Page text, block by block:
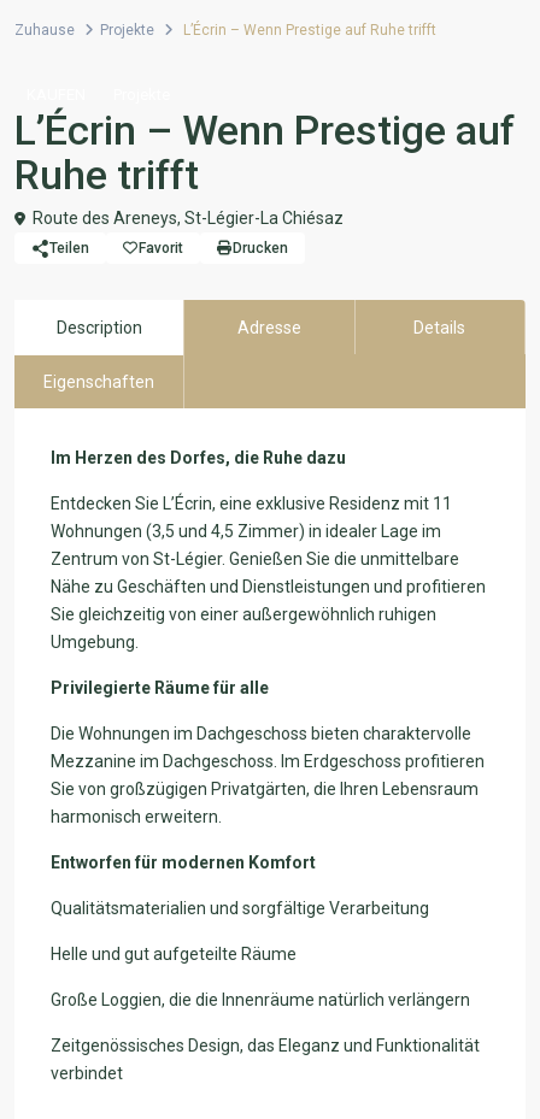
Zuhause Projekte L’Écrin – Wenn Prestige auf Ruhe trifft
L’Écrin – Wenn Prestige auf
Ruhe trifft
Route des Areneys, St-Légier-La Chiésaz
Teilen Favorit Drucken
Description Adresse Details
Eigenschaften
Im Herzen des Dorfes, die Ruhe dazu
Entdecken Sie L’Écrin, eine exklusive Residenz mit 11
Wohnungen (3,5 und 4,5 Zimmer) in idealer Lage im
Zentrum von St-Légier. Genießen Sie die unmittelbare
Nähe zu Geschäften und Dienstleistungen und profitieren
Sie gleichzeitig von einer außergewöhnlich ruhigen
Umgebung.
Privilegierte Räume für alle
Die Wohnungen im Dachgeschoss bieten charaktervolle
Mezzanine im Dachgeschoss. Im Erdgeschoss profitieren
Sie von großzügigen Privatgärten, die Ihren Lebensraum
harmonisch erweitern.
Entworfen für modernen Komfort
Qualitätsmaterialien und sorgfältige Verarbeitung
Helle und gut aufgeteilte Räume
Große Loggien, die die Innenräume natürlich verlängern
Zeitgenössisches Design, das Eleganz und Funktionalität
verbindet